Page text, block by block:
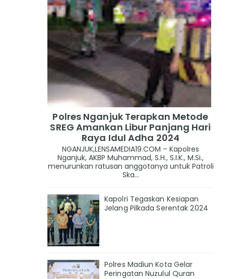
Polres Nganjuk Terapkan Metode
SREG Amankan Libur Panjang Hari
Raya Idul Adha 2024
NGANJUK,LENSAMEDIA19.COM – Kapolres
Nganjuk, AKBP Muhammad, S.H., S.I.K., M.Si.,
menurunkan ratusan anggotanya untuk Patroli
Ska...
Kapolri Tegaskan Kesiapan
Jelang Pilkada Serentak 2024
Polres Madiun Kota Gelar
Peringatan Nuzulul Quran